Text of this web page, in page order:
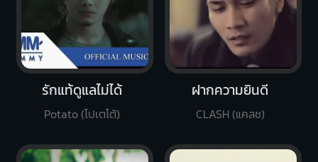
รักแท้ดูแลไม่ได้
Potato (โปเตโต้)
ฝากความยินดี
CLASH (แคลช)